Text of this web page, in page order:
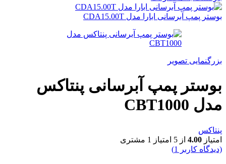
بوستر پمپ آبرسانی ابارا مدل CDA15.00T
بزرگنمایی تصویر
بوستر پمپ آبرسانی پنتاکس
مدل CBT1000
پنتاکس
امتیاز 4.00 از 5 امتیاز 1 مشتری
(دیدگاه کاربر
1
)